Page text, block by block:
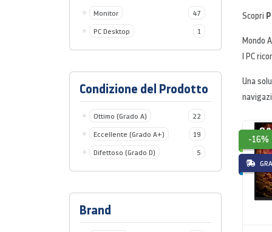
Monitor
47
PC Desktop
1
Condizione del Prodotto
Ottimo (Grado A)
22
Eccellente (Grado A+)
19
Difettoso (Grado D)
5
Brand
Scopri
Mondo
I PC
Una
-16%